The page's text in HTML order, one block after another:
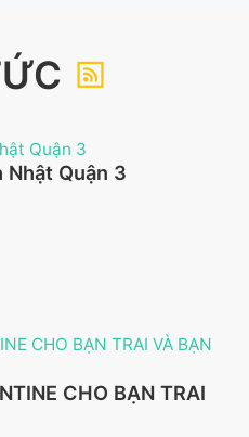
Nhật Quận 3
CHO BẠN TRAI